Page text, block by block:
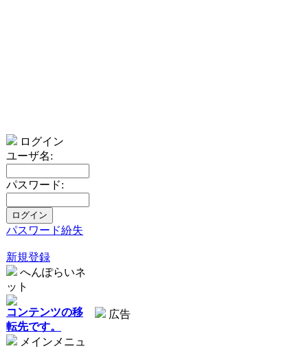
ログイン
ユーザ名:
パスワード:
パスワード紛失
新規登録
へんぽらいネ
ット
コンテンツの移
転先です。
メインメニュ
広告